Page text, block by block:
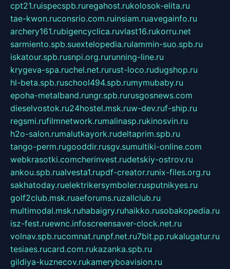
cpt21.ruispecspb.ruregahost.rukolosok-elita.ru
tae-kwon.ruconsrio.com.ruinsiam.ruavegainfo.ru
archery161.rubigencyclica.ruvlast16.rukorru.net
sarmiento.spb.suextelopedia.rulammin-suo.spb.ru
iskatour.spb.rusnpi.org.rurunning-line.ru
krygeva-spa.ruchel.net.rurust-loco.rudugshop.ru
hl-beta.spb.ruschool494.spb.rumymubaby.ru
epoha-metalband.rungr.spb.rurusgosnews.com
dieselvostok.ru24hostel.msk.ruw-dev.ruf-ship.ru
regsmi.rufilmnetwork.rumalinasp.rukinosvin.ru
h2o-salon.rumalutkayork.rudeltaprim.spb.ru
tango-perm.rugooddir.rusgv.sumultiki-online.com
webkrasotki.comcherinvest.rudetskiy-ostrov.ru
ankou.spb.rualvesta1.rupdf-creator.runix-files.org.ru
sakhatoday.ruelektrikersymboler.rusputnikyes.ru
golf2club.msk.ruaeforums.ruzallclub.ru
multimodal.msk.ruhabaigry.ruhaikko.rusobakopedia.ru
isz-fest.ruewnc.infoscreensaver-clock.net.ru
volnav.spb.rucomnat.runpf.net.ru7bit.pp.rukalugatur.ru
tesiaes.rucard.com.rukazanka.spb.ru
gildiya-kuznecov.rukameryboavision.ru